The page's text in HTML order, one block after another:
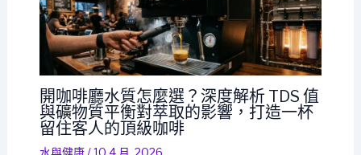
開咖啡廳水質怎麼選？深度解析 TDS 值
與礦物質平衡對萃取的影響，打造一杯
留住客人的頂級咖啡